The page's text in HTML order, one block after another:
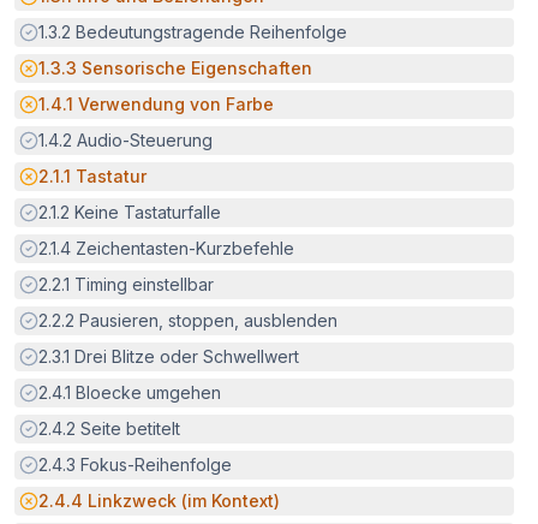
Erfüllt:
1.3.2 Bedeutungstragende Reihenfolge
Potenzielle Barriere:
1.3.3 Sensorische Eigenschaften
Potenzielle Barriere:
1.4.1 Verwendung von Farbe
Erfüllt:
1.4.2 Audio-Steuerung
Potenzielle Barriere:
2.1.1 Tastatur
Erfüllt:
2.1.2 Keine Tastaturfalle
Erfüllt:
2.1.4 Zeichentasten-Kurzbefehle
Erfüllt:
2.2.1 Timing einstellbar
Erfüllt:
2.2.2 Pausieren, stoppen, ausblenden
Erfüllt:
2.3.1 Drei Blitze oder Schwellwert
Erfüllt:
2.4.1 Bloecke umgehen
Erfüllt:
2.4.2 Seite betitelt
Erfüllt:
2.4.3 Fokus-Reihenfolge
Potenzielle Barriere:
2.4.4 Linkzweck (im Kontext)